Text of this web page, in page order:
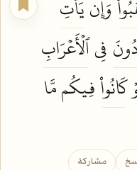
وَإِنيَأۡتِ
فِيٱلۡأَعۡرَابِ
كَانُواْفِيكُم مَّا
مشاركة